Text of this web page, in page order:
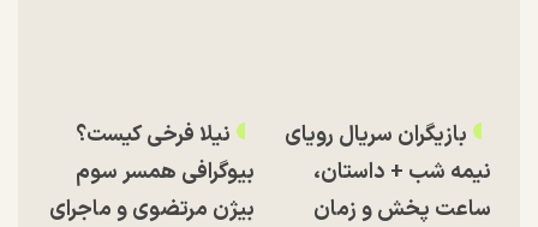
بازیگران سریال رویای
نیمه شب + داستان،
ساعت پخش و زمان
نیلا فرخی کیست؟
بیوگرافی همسر سوم
بیژن مرتضوی و ماجرای